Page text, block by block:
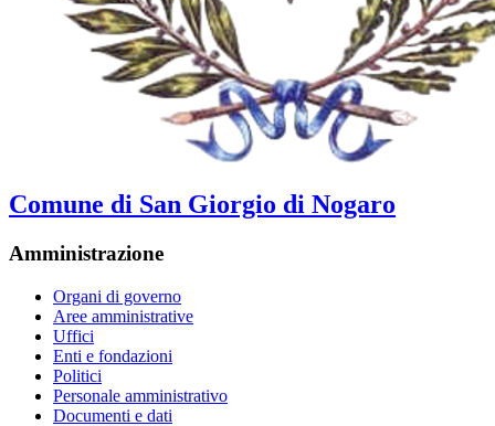
Comune di San Giorgio di Nogaro
Amministrazione
Organi di governo
Aree amministrative
Uffici
Enti e fondazioni
Politici
Personale amministrativo
Documenti e dati